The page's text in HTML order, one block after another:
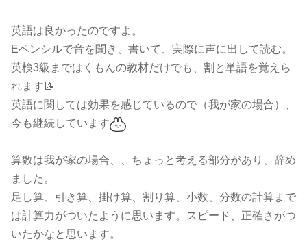
英語は良かったのですよ。
Eペンシルで音を聞き、書いて、実際に声に出して読む。
英検3級まではくもんの教材だけでも、割と単語を覚えら
れます📝
英語に関しては効果を感じているので（我が家の場合）、
今も継続しています
算数は我が家の場合、、ちょっと考える部分があり、辞め
ました。
足し算、引き算、掛け算、割り算、小数、分数の計算まで
は計算力がついたように思います。スピード、正確さがつ
いたかなと思います。